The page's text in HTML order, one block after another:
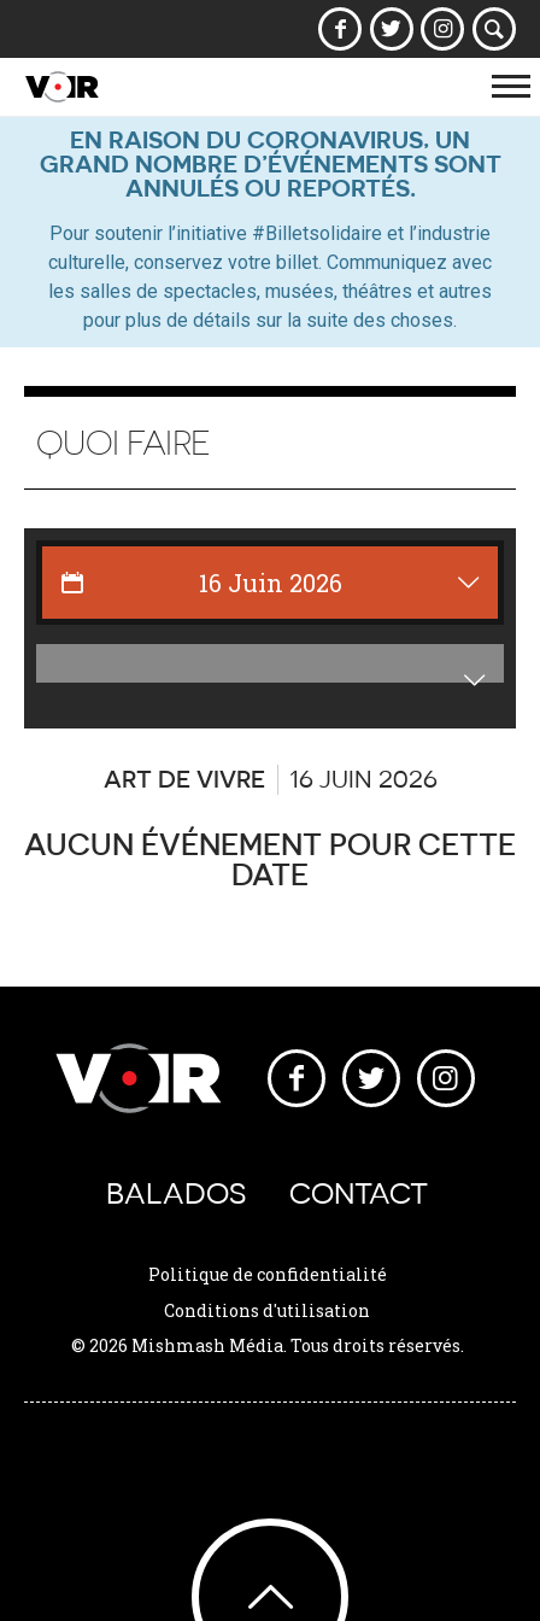
la
EN RAISON DU CORONAVIRUS, UN
GRAND NOMBRE D’ÉVÉNEMENTS SONT
ANNULÉS OU REPORTÉS.
Pour soutenir l’initiative #Billetsolidaire et l’industrie
culturelle, conservez votre billet. Communiquez avec
les salles de spectacles, musées, théâtres et autres
pour plus de détails sur la suite des choses.
QUOI FAIRE
ART DE VIVRE 16 JUIN 2026
AUCUN ÉVÉNEMENT POUR CETTE
DATE
BALADOS CONTACT
Politique de confidentialité
Conditions d'utilisation
© 2026 Mishmash Média. Tous droits réservés.